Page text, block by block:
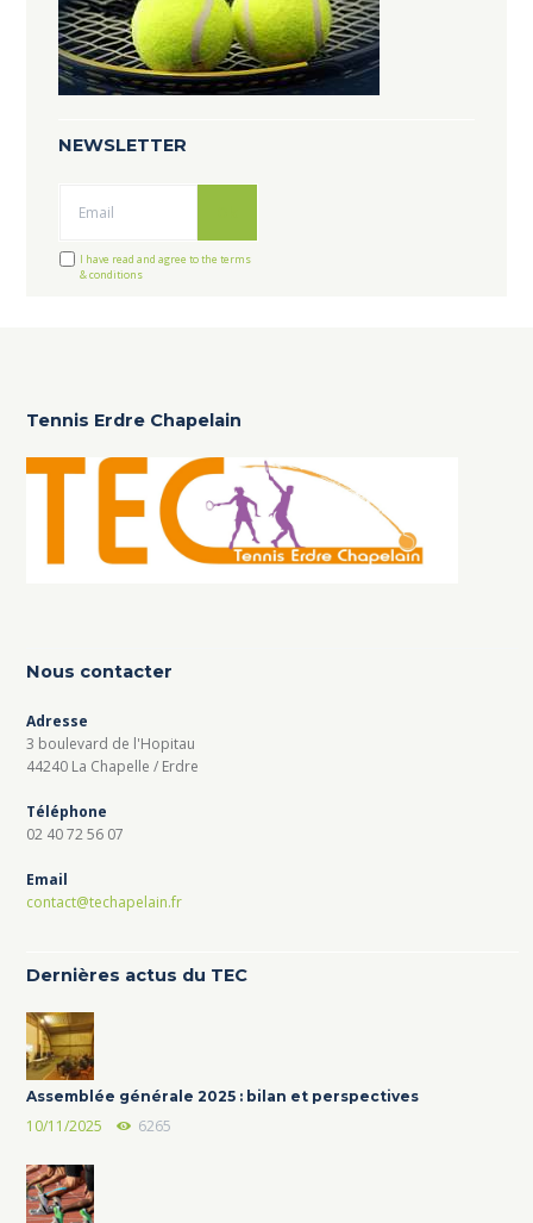
NEWSLETTER
I have read and agree to the terms
& conditions
Tennis Erdre Chapelain
Nous contacter
Adresse
3 boulevard de l'Hopitau
44240 La Chapelle / Erdre
Téléphone
02 40 72 56 07
Email
contact@techapelain.fr
Dernières actus du TEC
Assemblée générale 2025 : bilan et perspectives
10/11/2025 6265